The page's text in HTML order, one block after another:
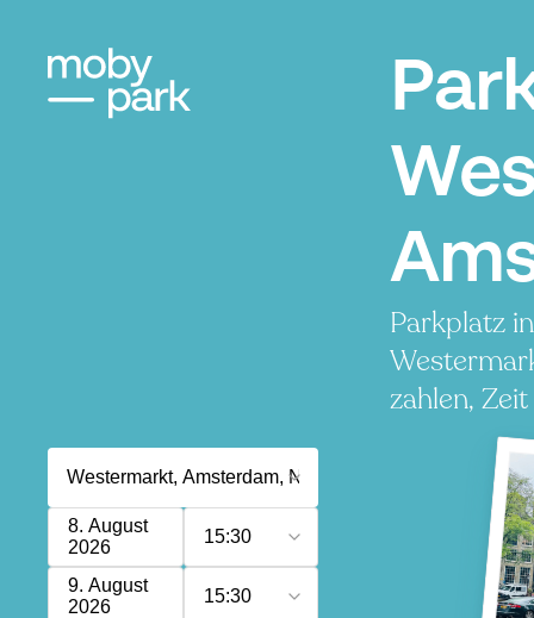
Parkplatz
zahlen,
8. August
2026
15:30
9. August
2026
15:30